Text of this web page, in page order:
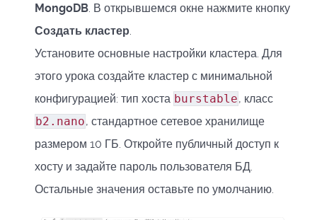
MongoDB. В открывшемся окне нажмите кнопку
Создать кластер.
Установите основные настройки кластера. Для
этого урока создайте кластер с минимальной
конфигурацией: тип хоста burstable, класс
b2.nano, стандартное сетевое хранилище
размером 10 ГБ. Откройте публичный доступ к
хосту и задайте пароль пользователя БД.
Остальные значения оставьте по умолчанию.